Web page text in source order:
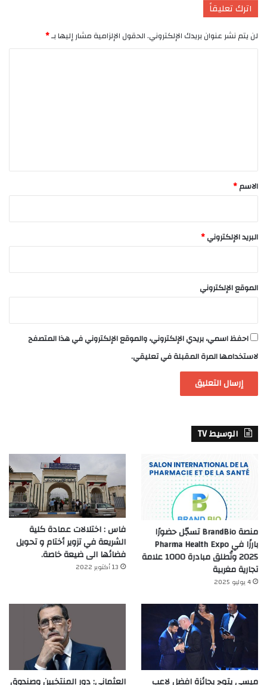
اترك تعليقاً
لن يتم نشر عنوان بريدك الإلكتروني.الحقول الإلزامية مشار إليها بـ*
*
الاسم*
البريد الإلكتروني*
الموقع الإلكتروني
احفظ اسمي، بريدي الإلكتروني، والموقع الإلكتروني في هذا المتصفح
لاستخدامها المرة المقبلة في تعليقي.
الوسيط TV
منصة BrandBio تسجّل حضورًا
بارزًا في Pharma Health Expo
2025 وتُطلق مبادرة 1000 علامة
تجارية مغربية
4 يوليو 2025
فاس : اختلالات عمادة كلية
الشريعة في تزوير أختام و تحويل
فضائها الى ضيعة خاصة.
13 أكتوبر 2022